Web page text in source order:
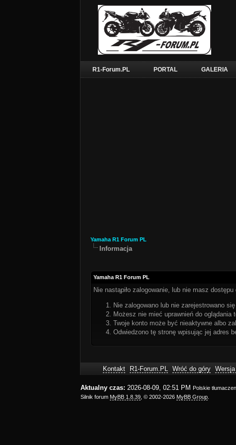
R1-Forum.PL PORTAL GALERIA
Yamaha R1 Forum PL
Informacja
Yamaha R1 Forum PL
Nie nastąpiło zalogowanie, lub nie masz
Nie zalogowano lub nie zarejestrowano
Możesz nie mieć uprawnień do oglądania
Twoje konto może być nieaktywne albo
Odwiedzono tę stronę wpisując jej adres
Kontakt R1-Forum.PL Wróć do góry
Aktualny czas: 2026-08-09, 02:51 PM Polskie
Silnik forum MyBB 1.8.39 , © 2002-2026 MyBB Group